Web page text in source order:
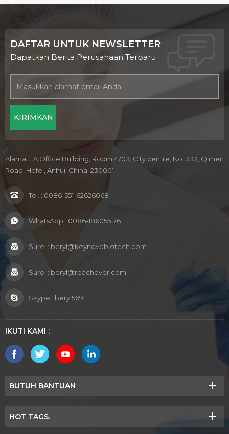
DAFTAR UNTUK NEWSLETTER
Dapatkan Berita Perusahaan Terbaru
Alamat : A Office Building, Room 4703, City centre, No. 333, Qimen
Road, Hefei, Anhui. China. 230001
Tel. : 0086-551-62626068
WhatsApp : 0086-18605517611
Surel : beryl@keynovobiotech.com
Surel : beryl@reachever.com
Skype : beryl569
IKUTI KAMI :
BUTUH BANTUAN
HOT TAGS.